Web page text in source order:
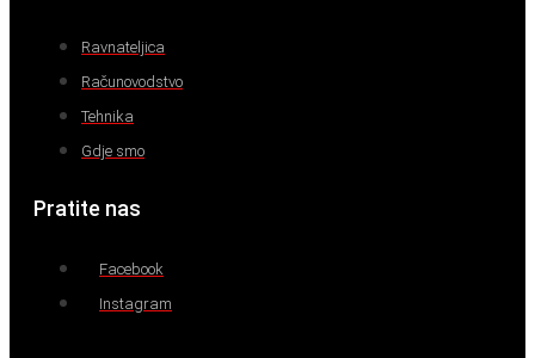
Ravnateljica
Računovodstvo
Tehnika
Gdje smo
Pratite nas
Facebook
Instagram